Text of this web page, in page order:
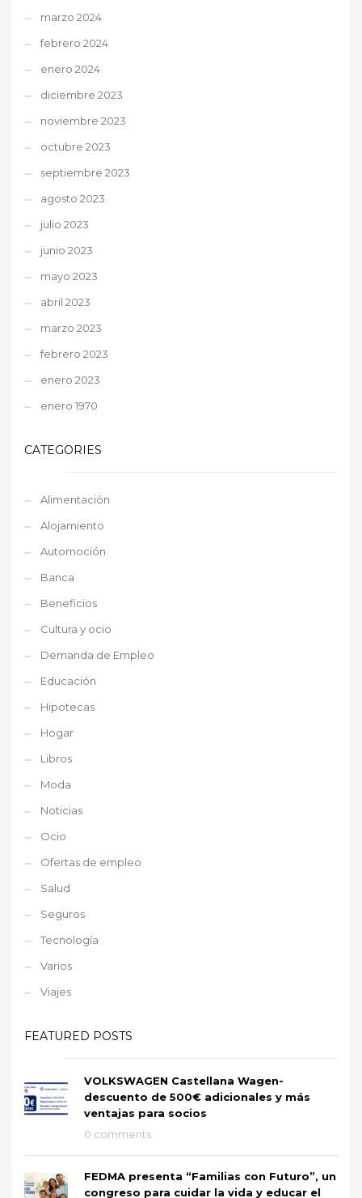
marzo 2024
febrero 2024
enero 2024
diciembre 2023
noviembre 2023
octubre 2023
septiembre 2023
agosto 2023
julio 2023
junio 2023
mayo 2023
abril 2023
marzo 2023
febrero 2023
enero 2023
enero 1970
CATEGORIES
Alimentación
Alojamiento
Automoción
Banca
Beneficios
Cultura y ocio
Demanda de Empleo
Educación
Hipotecas
Hogar
Libros
Moda
Noticias
Ocio
Ofertas de empleo
Salud
Seguros
Tecnología
Varios
Viajes
FEATURED POSTS
VOLKSWAGEN Castellana Wagen-
descuento de 500€ adicionales y más
ventajas para socios
0 comments
FEDMA presenta “Familias con Futuro”, un
congreso para cuidar la vida y educar el